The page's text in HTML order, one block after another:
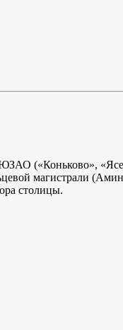
(«Коньково»,
магистрали
столицы.